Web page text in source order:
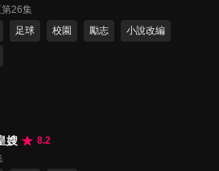
26集
足球 校園 勵志 小說改編
嫂
8.2